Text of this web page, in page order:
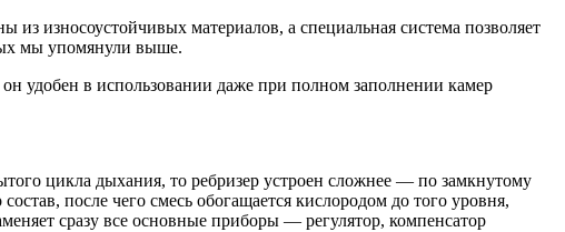
износоустойчивых материалов, а специальная система позволяет
мы упомянули выше.
удобен в использовании даже при полном заполнении камер
цикла дыхания, то ребризер устроен сложнее — по замкнутому
после чего смесь обогащается кислородом до того уровня,
сразу все основные приборы — регулятор, компенсатор